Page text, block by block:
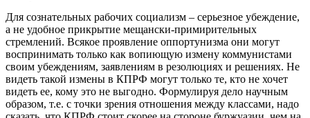
Для сознательных рабочих социализм – серьезное убеждение,
а не удобное прикрытие мещански-примирительных
стремлений. Всякое проявление оппортунизма они могут
воспринимать только как вопиющую измену коммунистами
своим убеждениям, заявлениям в резолюциях и решениях. Не
видеть такой измены в КПРФ могут только те, кто не хочет
видеть ее, кому это не выгодно. Формулируя дело научным
образом, т.е. с точки зрения отношения между классами, надо